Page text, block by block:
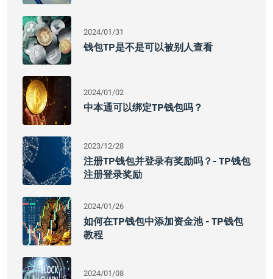
2024/01/31
钱包TP是不是可以被别人查看
2024/01/02
中本通可以绑定TP钱包吗？
2023/12/28
注册TP钱包并登录有奖励吗？- TP钱包
注册登录奖励
2024/01/26
如何在TP钱包中添加资金池 - TP钱包
教程
2024/01/08